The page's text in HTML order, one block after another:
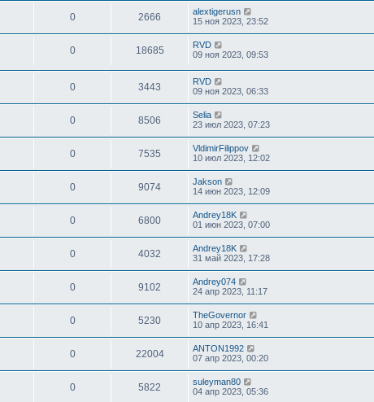
0 2666
alextigerusn
15 ноя 2023, 23:52
0 18685
RVD
09 ноя 2023, 09:53
0 3443
RVD
09 ноя 2023, 06:33
0 8506
Selia
23 июл 2023, 07:23
0 7535
VldimirFilippov
10 июл 2023, 12:02
0 9074
Jakson
14 июн 2023, 12:09
0 6800
Andrey18K
01 июн 2023, 07:00
0 4032
Andrey18K
31 май 2023, 17:28
0 9102
Andrey074
24 апр 2023, 11:17
0 5230
TheGovernor
10 апр 2023, 16:41
0 22004
ANTON1992
07 апр 2023, 00:20
0 5822
suleyman80
04 апр 2023, 05:36